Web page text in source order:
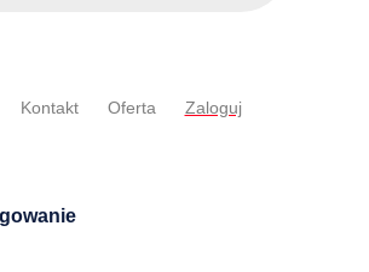
Kontakt Oferta Zaloguj